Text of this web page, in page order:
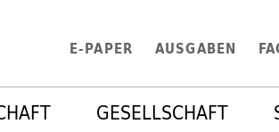
E-PAPER AUSGABEN
GESELLSCHAFT